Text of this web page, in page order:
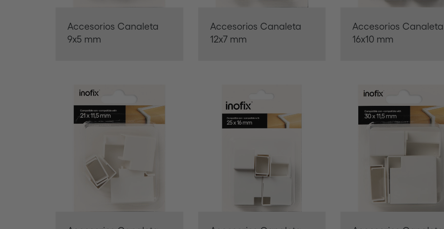
Accesorios Canaleta
9x5 mm
Accesorios Canaleta
12x7 mm
Accesorios Canaleta
16x10 mm